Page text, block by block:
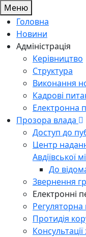
Меню
Головна
Новини
Адміністрація
Керівництво
Структура
Виконання
Кадрові
Електронна
Прозора влада
Доступ до
Центр
Авдіївської
До
Звернення
Електронні
Регуляторна
Протидія